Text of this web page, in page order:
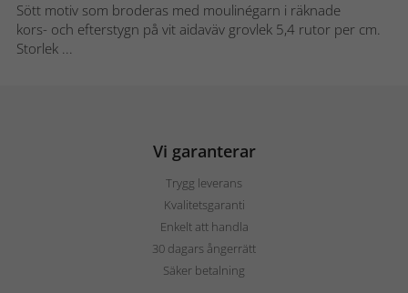
Sött motiv som broderas med moulinégarn i räknade
kors- och efterstygn på vit aidaväv grovlek 5,4 rutor per cm.
Storlek ...
Vi garanterar
Trygg leverans
Kvalitetsgaranti
Enkelt att handla
30 dagars ångerrätt
Säker betalning